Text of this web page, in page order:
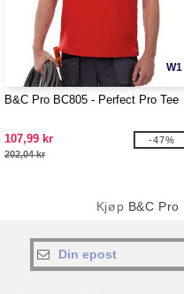
W1
B&C Pro BC805 - Perfect Pro Tee
107,99 kr
202,04 kr
-47%
Kjøp B&C Pro